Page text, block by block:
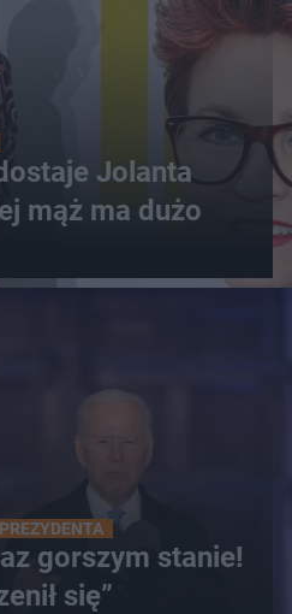
Jolanta
mąż ma dużo
gorszym stanie!
się”